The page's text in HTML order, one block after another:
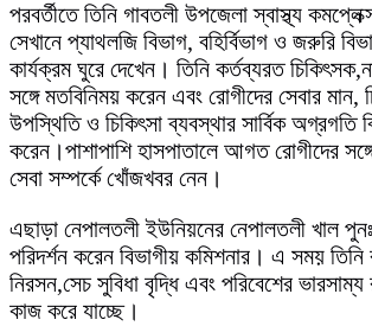
পরবর্তীতে তিনি গাবতলী উপজেলা স্বাস্থ্য
সেখানে প্যাথলজি বিভাগ, বহির্বিভাগ ও জরুরি
কার্যক্রম ঘুরে দেখেন। তিনি কর্তব্যরত
সঙ্গে মতবিনিময় করেন এবং রোগীদের সেবার মান,
উপস্থিতি ও চিকিৎসা ব্যবস্থার সার্বিক অগ্রগতি
করেন।পাশাপাশি হাসপাতালে আগত রোগীদের
সেবা সম্পর্কে খোঁজখবর নেন।
এছাড়া নেপালতলী ইউনিয়নের নেপালতলী খাল
পরিদর্শন করেন বিভাগীয় কমিশনার। এ সময়
নিরসন,সেচ সুবিধা বৃদ্ধি এবং পরিবেশের ভারসাম্য
কাজ করে যাচ্ছে।